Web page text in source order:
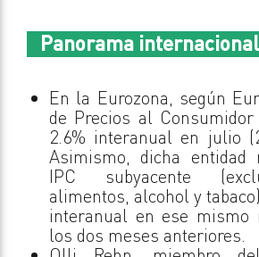
Panorama internacional
En la Eurozona, según
de Precios al
2.6% interanual en julio
Asimismo, dicha entidad
IPC subyacente
alimentos, alcohol y
interanual en ese mismo
los dos meses anteriores.